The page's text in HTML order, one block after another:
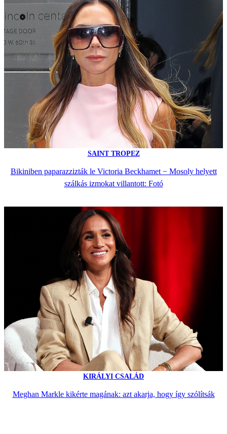
SAINT TROPEZ
Bikiniben paparazzizták le Victoria Beckhamet − Mosoly helyett
szálkás izmokat villantott: Fotó
KIRÁLYI CSALÁD
Meghan Markle kikérte magának: azt akarja, hogy így szólítsák